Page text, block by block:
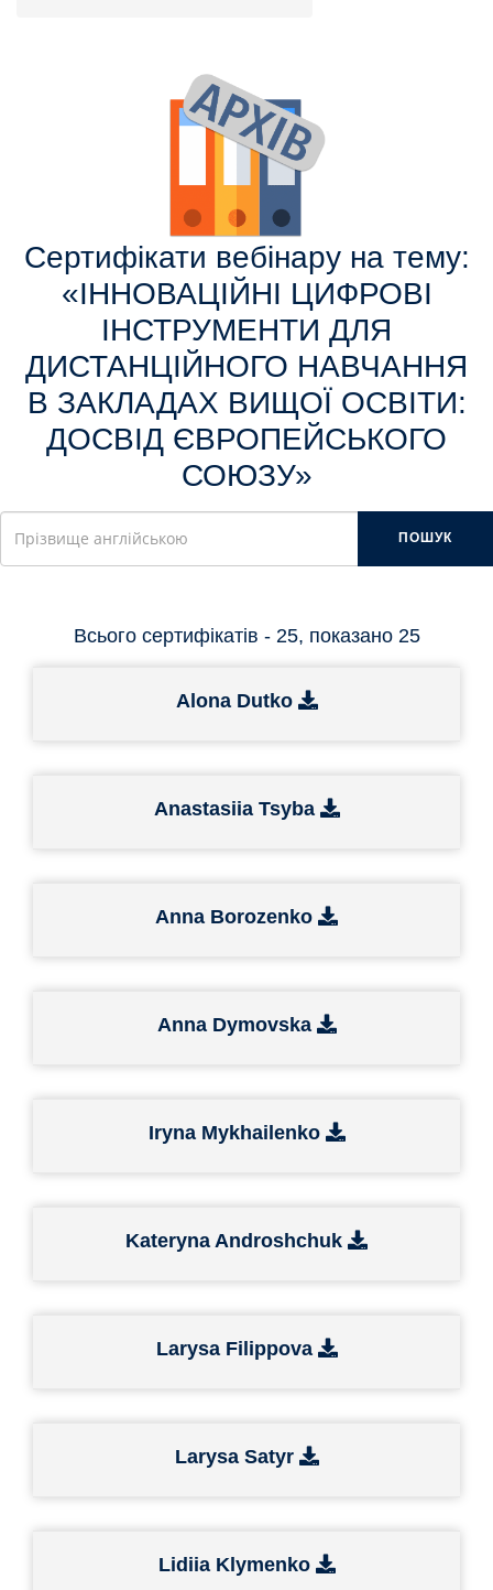
Сертифікати вебінару на тему:
«ІННОВАЦІЙНІ ЦИФРОВІ
ІНСТРУМЕНТИ ДЛЯ
ДИСТАНЦІЙНОГО НАВЧАННЯ
В ЗАКЛАДАХ ВИЩОЇ ОСВІТИ:
ДОСВІД ЄВРОПЕЙСЬКОГО
СОЮЗУ»
ПОШУК
Всього сертифікатів - 25, показано 25
Alona Dutko
Anastasiia Tsyba
Anna Borozenko
Anna Dymovska
Iryna Mykhailenko
Kateryna Androshchuk
Larysa Filippova
Larysa Satyr
Lidiia Klymenko